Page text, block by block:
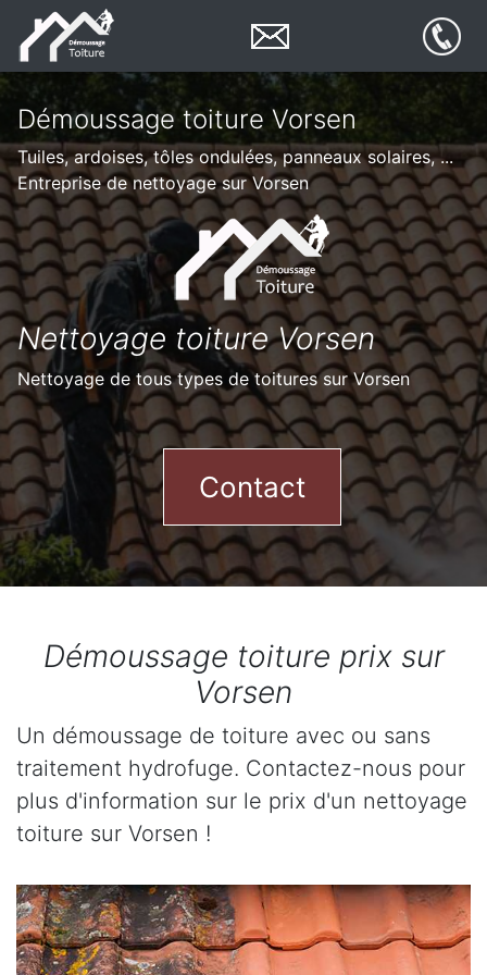
Démoussage toiture Vorsen
Tuiles, ardoises, tôles ondulées, panneaux solaires, ...
Entreprise de nettoyage sur Vorsen
Nettoyage toiture Vorsen
Nettoyage de tous types de toitures sur Vorsen
Contact
Démoussage toiture prix sur
Vorsen
Un démoussage de toiture avec ou sans
traitement hydrofuge. Contactez-nous pour
plus d'information sur le prix d'un nettoyage
toiture sur Vorsen !